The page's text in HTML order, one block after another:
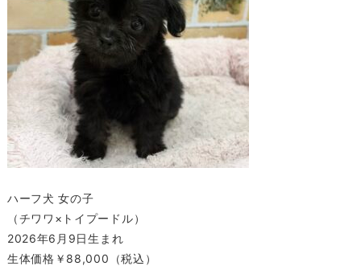
ハーフ犬 女の子
（チワワ×トイプードル）
2026年6月9日生まれ
生体価格￥88,000（税込）